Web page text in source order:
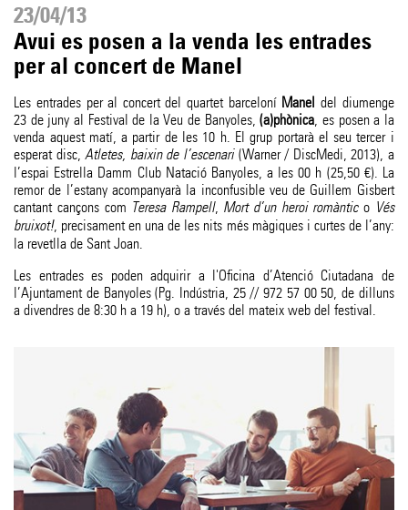
23/04/13
Avui es posen a la venda les entrades
per al concert de Manel
Les entrades per al concert del quartet barceloní Manel del diumenge
23 de juny al Festival de la Veu de Banyoles,(a)phònica, es posen a la
venda aquest matí, a partir de les 10 h. El grup portarà el seu tercer i
esperat disc,Atletes, baixin de l’escenari(Warner / DiscMedi, 2013), a
l’espai Estrella Damm Club Natació Banyoles, a les 00 h (25,50 €). La
remor de l’estany acompanyarà la inconfusible veu de Guillem Gisbert
cantant cançons com Teresa Rampell, Mort d’un heroi romàntico Vés
bruixot!, precisament en una de les nits més màgiques i curtes de l’any:
la revetlla de Sant Joan.
Les entrades es poden adquirir a l'Oficina d’Atenció Ciutadana de
l’Ajuntament de Banyoles (Pg. Indústria, 25 // 972 57 00 50, de dilluns
a divendres de 8:30 h a 19 h), o a través del mateix web del festival.